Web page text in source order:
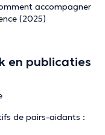
accompagner
(2025)
en publicaties
de pairs-aidants :